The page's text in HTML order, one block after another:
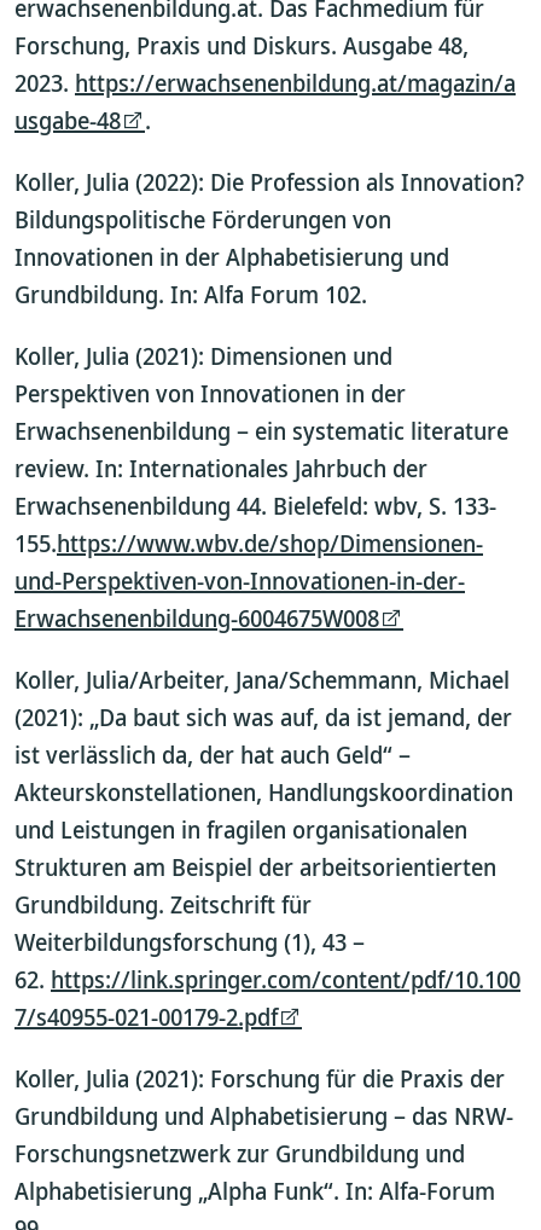
erwachsenenbildung.at. Das Fachmedium für
Forschung, Praxis und Diskurs. Ausgabe 48,
2023. https://erwachsenenbildung.at/magazin/a
usgabe-48
.
Koller, Julia (2022): Die Profession als Innovation?
Bildungspolitische Förderungen von
Innovationen in der Alphabetisierung und
Grundbildung. In: Alfa Forum 102.
Koller, Julia (2021): Dimensionen und
Perspektiven von Innovationen in der
Erwachsenenbildung – ein systematic literature
review. In: Internationales Jahrbuch der
Erwachsenenbildung 44. Bielefeld: wbv, S. 133-
155.https://www.wbv.de/shop/Dimensionen-
und-Perspektiven-von-Innovationen-in-der-
Erwachsenenbildung-6004675W008
Koller, Julia/Arbeiter, Jana/Schemmann, Michael
(2021): „Da baut sich was auf, da ist jemand, der
ist verlässlich da, der hat auch Geld“ –
Akteurskonstellationen, Handlungskoordination
und Leistungen in fragilen organisationalen
Strukturen am Beispiel der arbeitsorientierten
Grundbildung. Zeitschrift für
Weiterbildungsforschung (1), 43 –
62. https://link.springer.com/content/pdf/10.100
7/s40955-021-00179-2.pdf
Koller, Julia (2021): Forschung für die Praxis der
Grundbildung und Alphabetisierung – das NRW-
Forschungsnetzwerk zur Grundbildung und
Alphabetisierung „Alpha Funk“. In: Alfa-Forum